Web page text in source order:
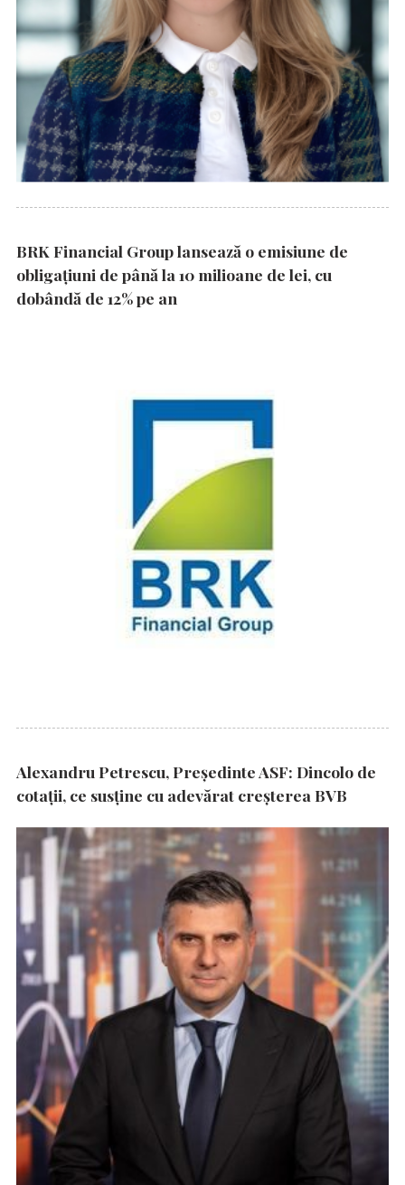
BRK Financial Group lansează o emisiune de
obligațiuni de până la 10 milioane de lei, cu
dobândă de 12% pe an
Alexandru Petrescu, Președinte ASF: Dincolo de
cotații, ce susține cu adevărat creșterea BVB